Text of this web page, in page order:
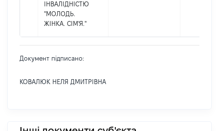
ІНВАЛІДНІСТЮ
"МОЛОДЬ.
ЖІНКА. СІМ'Я."
Документ підписано:
КОВАЛЮК НЕЛЯ ДМИТРІВНА